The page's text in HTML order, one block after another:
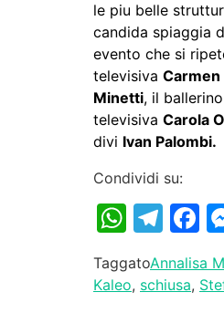
le piu belle
candida spiaggia
evento che si
televisiva Carmen
Minetti, il
televisiva Carola
divi Ivan Palombi.
Condividi su:
TaggatoAnnalisa
Kaleo, schiusa,